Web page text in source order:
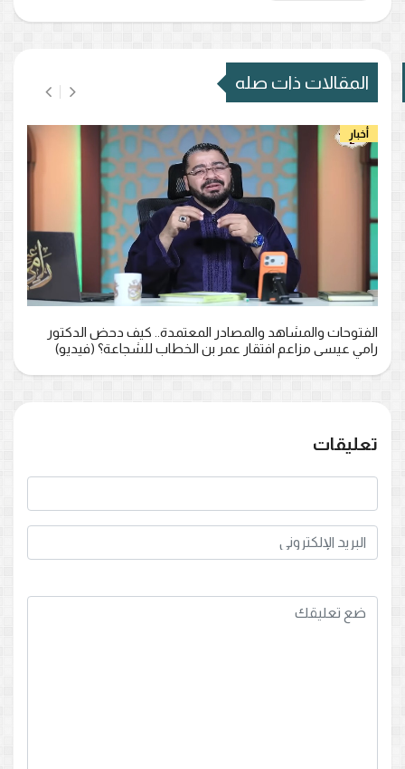
المقالات ذات صله
أخبار
الفتوحات والمشاهد والمصادر المعتمدة.. كيف دحض الدكتور
رامي عيسى مزاعم افتقار عمر بن الخطاب للشجاعة؟ (فيديو)
تعليقات